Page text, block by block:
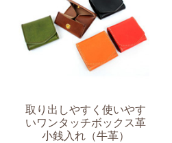
取り出しやすく使いやす
いワンタッチボックス革
小銭入れ（牛革）